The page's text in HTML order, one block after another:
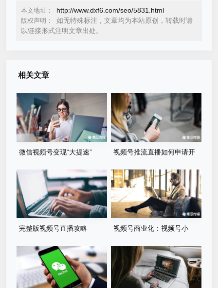
本文地址： http://www.dxf6.com/seo/5831.html
版权声明：
如无特殊标注，文章均为本站原创，转载时请
以链接形式注明文章出处。
相关文章
微信视频号变现“大提速”
视频号推流直播如何申请开
完整版视频号直播攻略
视频号商业化：视频号小